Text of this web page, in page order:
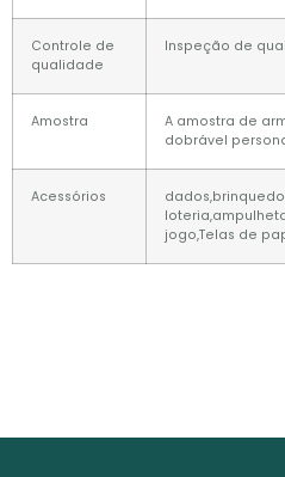
Controle de
qualidade
Inspeção de
Amostra
A amostra de
dobrável
Acessórios
jogo,Telas de